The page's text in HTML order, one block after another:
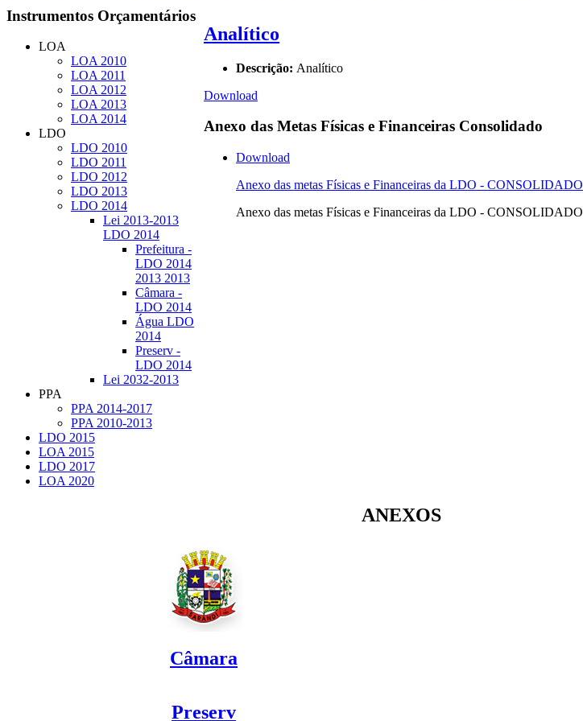
Analítico
Descrição: Analítico
Download
Anexo das Metas Físicas e Financeiras Consolidado
Download
Anexo das metas Físicas e Financeiras da LDO - CONSOLIDADO
Anexo das metas Físicas e Financeiras da LDO - CONSOLIDADO
Instrumentos Orçamentários
LOA
LOA 2010
LOA 2011
LOA 2012
LOA 2013
LOA 2014
LDO
LDO 2010
LDO 2011
LDO 2012
LDO 2013
LDO 2014
Lei 2013-2013
LDO 2014
Prefeitura -
LDO 2014
2013 2013
Câmara -
LDO 2014
Água LDO
2014
Preserv -
LDO 2014
Lei 2032-2013
PPA
PPA 2014-2017
PPA 2010-2013
LDO 2015
LOA 2015
LDO 2017
LOA 2020
ANEXOS
Câmara
Preserv